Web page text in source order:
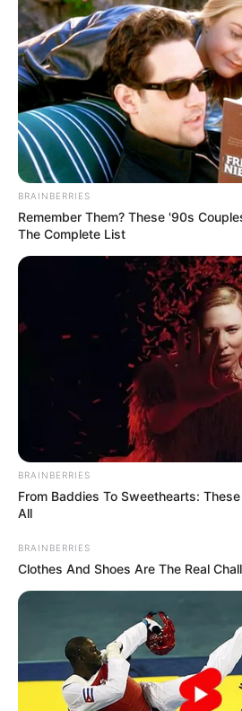
BRAINBERRIES
Remember Them? These '90s
The Complete List
BRAINBERRIES
From Baddies To Sweethearts:
All
BRAINBERRIES
Clothes And Shoes Are The Real